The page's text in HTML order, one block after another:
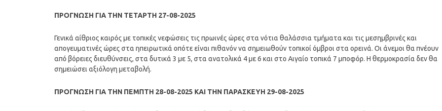
ΠΡΟΓΝΩΣΗ ΓΙΑ ΤΗΝ ΤΕΤΑΡΤΗ 27-08-2025
Γενικά αίθριος καιρός με τοπικές νεφώσεις τις πρωινές ώρες στα νότια θαλάσσια τμήματα και τις μεσημβρινές και
απογευματινές ώρες στα ηπειρωτικά οπότε είναι πιθανόν να σημειωθούν τοπικοί όμβροι στα ορεινά. Οι άνεμοι θα πνέουν
από βόρειες διευθύνσεις, στα δυτικά 3 με 5, στα ανατολικά 4 με 6 και στο Αιγαίο τοπικά 7 μποφόρ. Η θερμοκρασία δεν θα
σημειώσει αξιόλογη μεταβολή.
ΠΡΟΓΝΩΣΗ ΓΙΑ ΤΗΝ ΠΕΜΠΤΗ 28-08-2025 ΚΑΙ ΤΗΝ ΠΑΡΑΣΚΕΥΗ 29-08-2025